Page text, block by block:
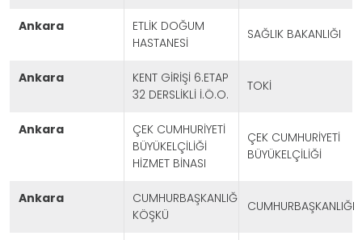
ankara
ETLİK DOĞUM
HASTANESİ
SAĞLIK BAKANLIĞI
ankara
KENT GİRİŞİ 6.ETAP
32 DERSLİKLİ İ.Ö.O.
TOKİ
ankara
ÇEK CUMHURİYETİ
BÜYÜKELÇİLİĞİ
HİZMET BİNASI
ÇEK CUMHURİYETİ
BÜYÜKELÇİLİĞİ
ankara
CUMHURBAŞKANLIĞI
KÖŞKÜ
CUMHURBAŞKANLIĞI